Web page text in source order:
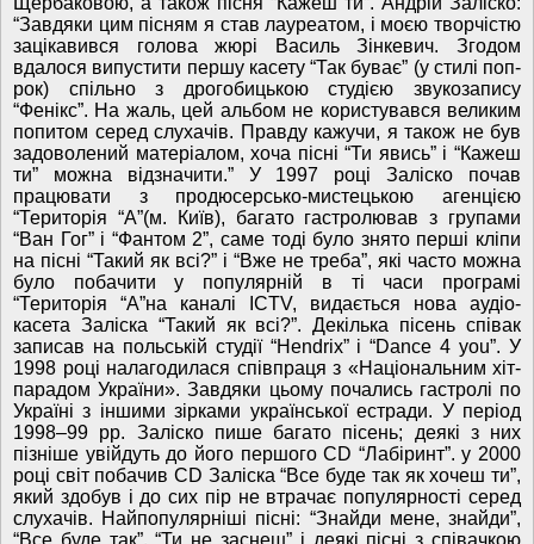
“Завдяки цим пісням я став лауреатом, і моєю творчістю
зацікавився голова жюрі Василь Зінкевич. Згодом
вдалося випустити першу касету “Так буває” (у стилі поп-
рок) спільно з дрогобицькою студією звукозапису
“Фенікс”. На жаль, цей альбом не користувався великим
попитом серед слухачів. Правду кажучи, я також не був
задоволений матеріалом, хоча пісні “Ти явись” і “Кажеш
ти” можна відзначити.” У 1997 році Заліско почав
працювати з продюсерсько-мистецькою агенцією
“Територія “А”(м. Київ), багато гастролював з групами
“Ван Гог” і “Фантом 2”, саме тоді було знято перші кліпи
на пісні “Такий як всі?” і “Вже не треба”, які часто можна
було побачити у популярній в ті часи програмі
“Територія “А”на каналі ICTV, видається нова аудіо-
касета Заліска “Такий як всі?”. Декілька пісень співак
записав на польській студії “Hendrix” і “Dance 4 you”. У
1998 році налагодилася співпраця з «Національним хіт-
парадом України». Завдяки цьому почались гастролі по
Україні з іншими зірками української естради. У період
1998–99 рр. Заліско пише багато пісень; деякі з них
пізніше увійдуть до його першого CD “Лабіринт”. у 2000
році світ побачив CD Заліска “Все буде так як хочеш ти”,
який здобув і до сих пір не втрачає популярності серед
слухачів. Найпопулярніші пісні: “Знайди мене, знайди”,
“Все буде так”, “Ти не заснеш” і деякі пісні з співачкою